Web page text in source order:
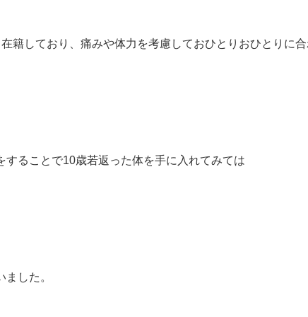
籍しており、痛みや体力を考慮しておひとりおひとりに
ることで10歳若返った体を手に入れてみては
した。